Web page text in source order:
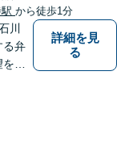
から徒歩1分
川
る弁
尊
詳細を見
る